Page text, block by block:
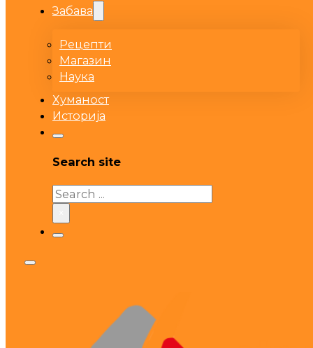
Забава
Рецепти
Магазин
Наука
Хуманост
Историја
Search site
Search